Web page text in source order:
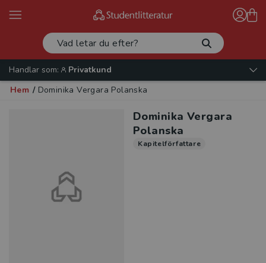
Handlar som:
Privatkund
Hem / Dominika Vergara Polanska
Dominika Vergara
Polanska
Kapitelförfattare